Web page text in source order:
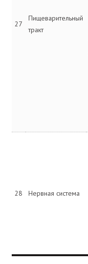
27
Пищеварительный
тракт
28 Нервная система